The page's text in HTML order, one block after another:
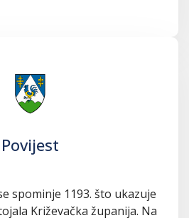
Povijest
spominje 1193. što ukazuje
Križevačka županija. Na